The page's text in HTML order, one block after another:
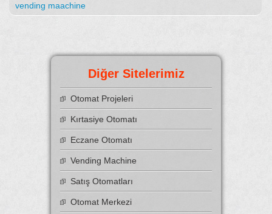
vending maachine
Diğer Sitelerimiz
Otomat Projeleri
Kırtasiye Otomatı
Eczane Otomatı
Vending Machine
Satış Otomatları
Otomat Merkezi